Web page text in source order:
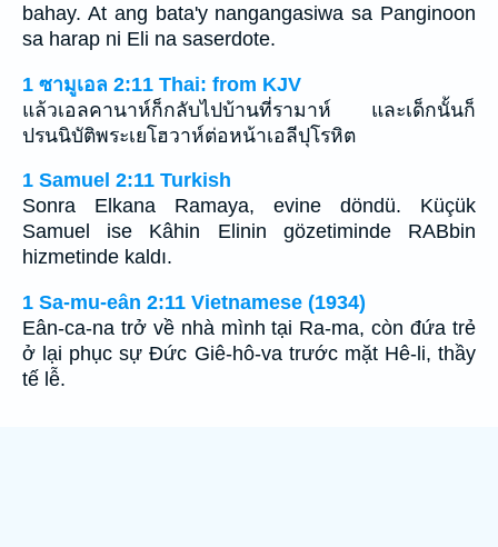
bahay. At ang bata'y nangangasiwa sa Panginoon
sa harap ni Eli na saserdote.
1 ซามูเอล 2:11 Thai: from KJV
แล้วเอลคานาห์ก็กลับไปบ้านที่รามาห์ และเด็กนั้นก็
ปรนนิบัติพระเยโฮวาห์ต่อหน้าเอลีปุโรหิต
1 Samuel 2:11 Turkish
Sonra Elkana Ramaya, evine döndü. Küçük
Samuel ise Kâhin Elinin gözetiminde RABbin
hizmetinde kaldı.
1 Sa-mu-eân 2:11 Vietnamese (1934)
Eân-ca-na trở về nhà mình tại Ra-ma, còn đứa trẻ
ở lại phục sự Ðức Giê-hô-va trước mặt Hê-li, thầy
tế lễ.